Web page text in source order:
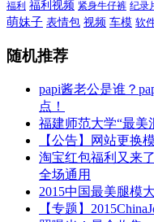
福利 福利视频 紧身牛仔裤 纪录
萌妹子 表情包 视频 车模 软
随机推荐
papi酱老公是谁？
点！
福建师范大学“最美
【公告】网站更换
淘宝红包福利又来
全场通用
2015中国最美腿模
【专题】